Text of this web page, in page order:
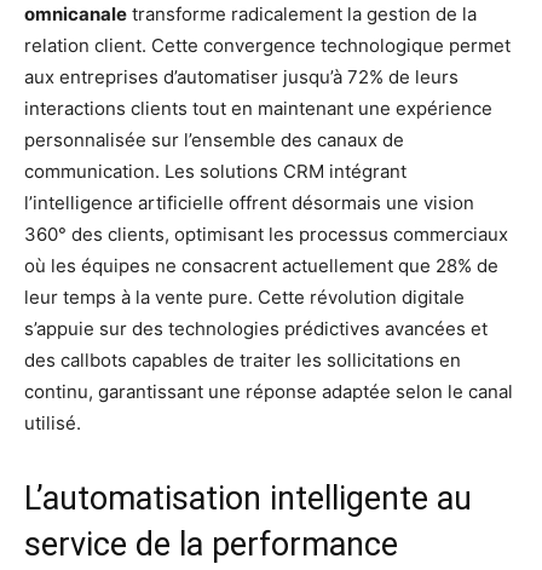
omnicanale transforme radicalement la gestion de la
relation client. Cette convergence technologique permet
aux entreprises d’automatiser jusqu’à 72% de leurs
interactions clients tout en maintenant une expérience
personnalisée sur l’ensemble des canaux de
communication. Les solutions CRM intégrant
l’intelligence artificielle offrent désormais une vision
360° des clients, optimisant les processus commerciaux
où les équipes ne consacrent actuellement que 28% de
leur temps à la vente pure. Cette révolution digitale
s’appuie sur des technologies prédictives avancées et
des callbots capables de traiter les sollicitations en
continu, garantissant une réponse adaptée selon le canal
utilisé.
L’automatisation intelligente au
service de la performance